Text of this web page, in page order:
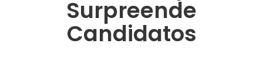
Surpreende
Candidatos